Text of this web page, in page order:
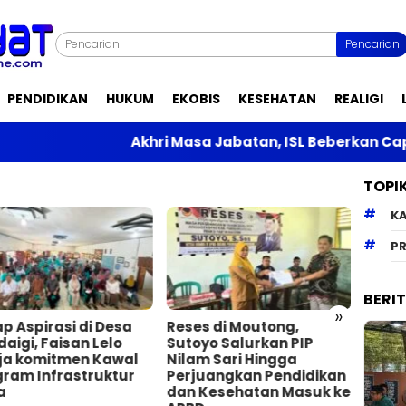
Pencarian
PENDIDIKAN HUKUM EKOBIS KESEHATAN REALIGI
Akhri Masa Jabatan, ISL Beberkan
»
Aspirasi di Desa
Faisan Lelo
komitmen Kawal
Infrastruktur
Reses di Moutong,
Sutoyo Salurkan PIP
Nilam Sari Hingga
Perjuangkan Pendidikan
dan Kesehatan Masuk ke